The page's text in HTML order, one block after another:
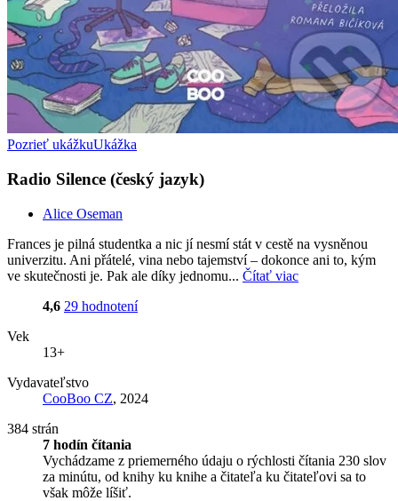
Pozrieť ukážkuUkážka
Radio Silence (český jazyk)
Alice Oseman
Frances je pilná studentka a nic jí nesmí stát v cestě na vysněnou
univerzitu. Ani přátelé, vina nebo tajemství – dokonce ani to, kým
ve skutečnosti je. Pak ale díky jednomu... Čítať viac
4,6 29 hodnotení
Vek
13+
Vydavateľstvo
CooBoo CZ, 2024
384 strán
7 hodín čítania
Vychádzame z priemerného údaju o rýchlosti čítania 230 slov
za minútu, od knihy ku knihe a čitateľa ku čitateľovi sa to
však môže líšiť.